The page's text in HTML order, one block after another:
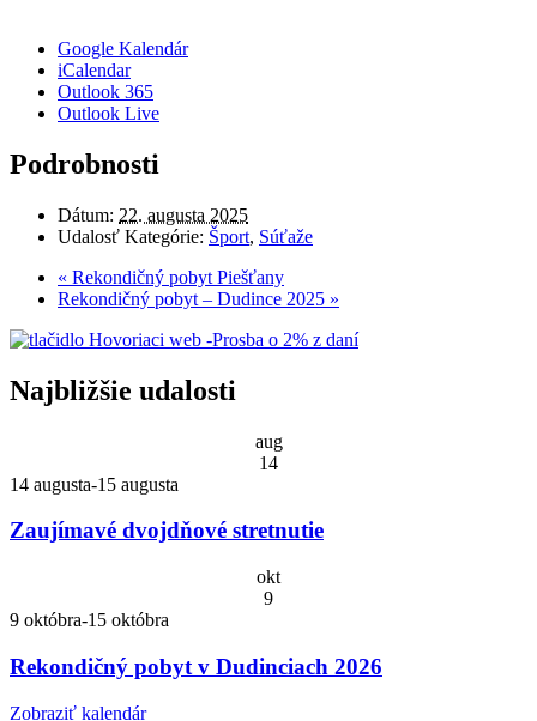
Google Kalendár
iCalendar
Outlook 365
Outlook Live
Podrobnosti
Dátum: 22. augusta 2025
Udalosť Kategórie: Šport, Súťaže
« Rekondičný pobyt Piešťany
Rekondičný pobyt – Dudince 2025 »
Najbližšie udalosti
aug
14
14 augusta-15 augusta
Zaujímavé dvojdňové stretnutie
okt
9
9 októbra-15 októbra
Rekondičný pobyt v Dudinciach 2026
Zobraziť kalendár